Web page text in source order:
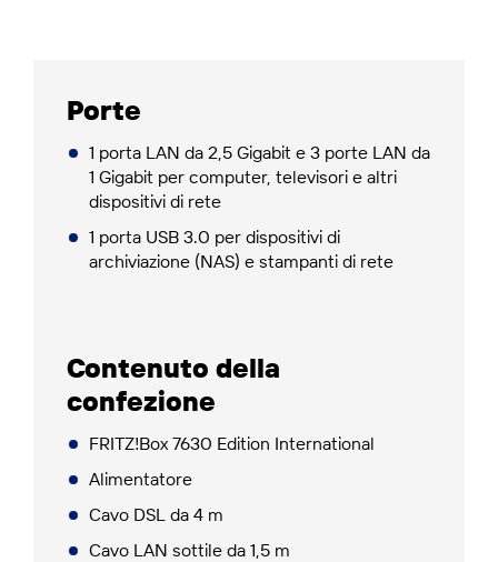
Porte
1 porta LAN da 2,5 Gigabit e 3 porte LAN da
1 Gigabit per computer, televisori e altri
dispositivi di rete
1 porta USB 3.0 per dispositivi di
archiviazione (NAS) e stampanti di rete
Contenuto della
confezione
FRITZ!Box 7630 Edition International
Alimentatore
Cavo DSL da 4 m
Cavo LAN sottile da 1,5 m